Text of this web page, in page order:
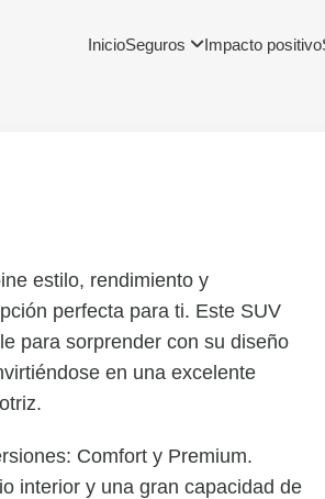
InicioSeguros Impacto positivo
estilo, rendimiento y
perfecta para ti. Este SUV
para sorprender con su diseño
en una excelente
Comfort y Premium.
interior y una gran capacidad de